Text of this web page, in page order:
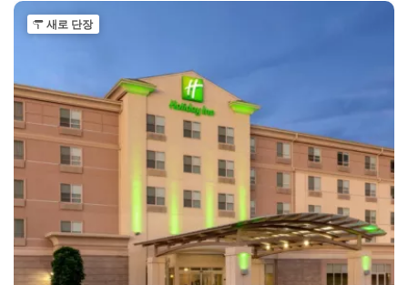
새로 단장